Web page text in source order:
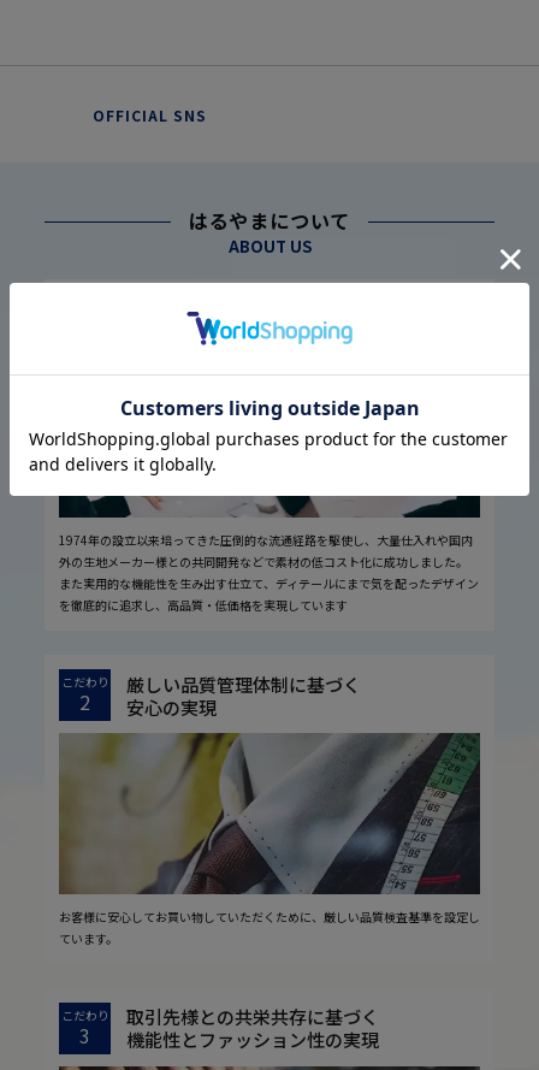
OFFICIAL SNS
はるやまについて
ABOUT US
幅広い仕入れ体制に基づく
高品質・低価格の実現
1974年の設立以来培ってきた圧倒的な流通経路を駆使し、大量仕入れや国内
外の生地メーカー様との共同開発などで素材の低コスト化に成功しました。
また実用的な機能性を生み出す仕立て、ディテールにまで気を配ったデザイン
を徹底的に追求し、高品質・低価格を実現しています
こだわり
2
厳しい品質管理体制に基づく
安心の実現
お客様に安心してお買い物していただくために、厳しい品質検査基準を設定し
ています。
こだわり
3
取引先様との共栄共存に基づく
機能性とファッション性の実現